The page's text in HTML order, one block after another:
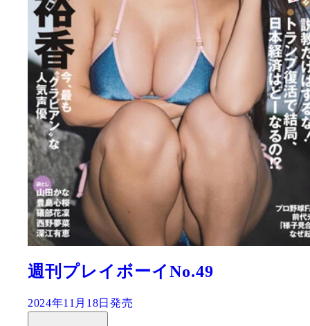
週刊プレイボーイNo.49
2024年11月18日発売